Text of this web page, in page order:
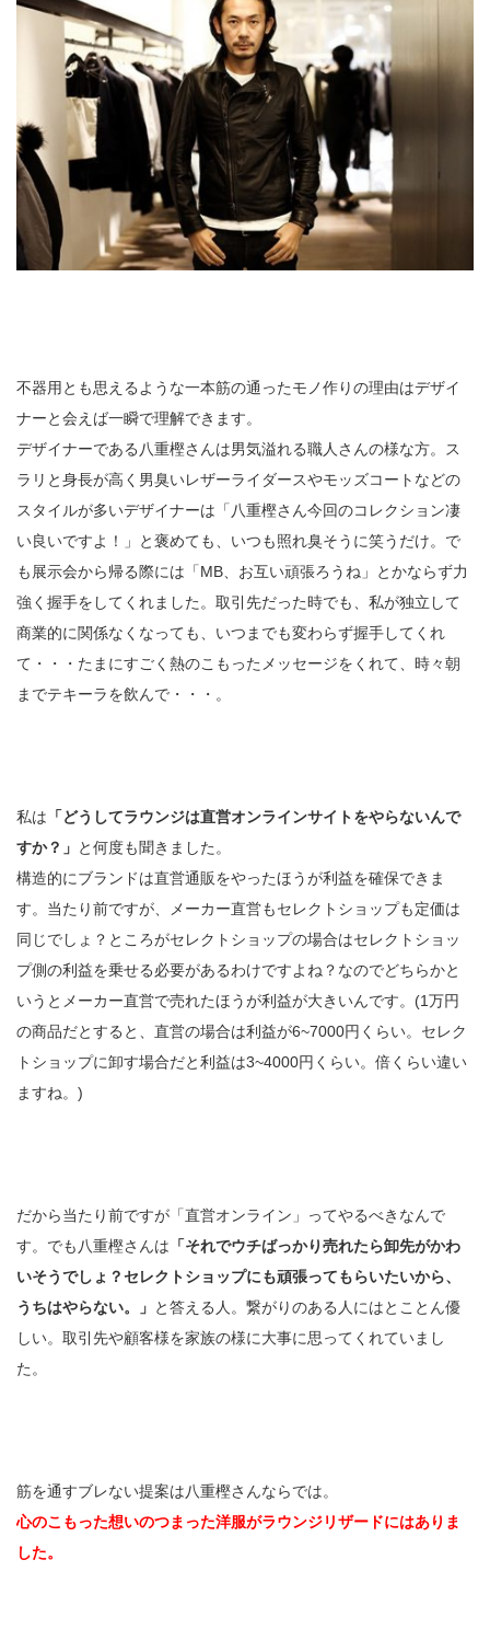
不器用とも思えるような一本筋の通ったモノ作りの理由はデザイ
ナーと会えば一瞬で理解できます。
デザイナーである八重樫さんは男気溢れる職人さんの様な方。ス
ラリと身長が高く男臭いレザーライダースやモッズコートなどの
スタイルが多いデザイナーは「八重樫さん今回のコレクション凄
い良いですよ！」と褒めても、いつも照れ臭そうに笑うだけ。で
も展示会から帰る際には「MB、お互い頑張ろうね」とかならず力
強く握手をしてくれました。取引先だった時でも、私が独立して
商業的に関係なくなっても、いつまでも変わらず握手してくれ
て・・・たまにすごく熱のこもったメッセージをくれて、時々朝
までテキーラを飲んで・・・。
私は 「どうしてラウンジは直営オンラインサイトをやらないんで
すか？」 と何度も聞きました。
構造的にブランドは直営通販をやったほうが利益を確保できま
す。当たり前ですが、メーカー直営もセレクトショップも定価は
同じでしょ？ところがセレクトショップの場合はセレクトショッ
プ側の利益を乗せる必要があるわけですよね？なのでどちらかと
いうとメーカー直営で売れたほうが利益が大きいんです。(1万円
の商品だとすると、直営の場合は利益が6~7000円くらい。セレク
トショップに卸す場合だと利益は3~4000円くらい。倍くらい違い
ますね。)
だから当たり前ですが「直営オンライン」ってやるべきなんで
す。でも八重樫さんは 「それでウチばっかり売れたら卸先がかわ
いそうでしょ？セレクトショップにも頑張ってもらいたいから、
うちはやらない。」 と答える人。繋がりのある人にはとことん優
しい。取引先や顧客様を家族の様に大事に思ってくれていまし
た。
筋を通すブレない提案は八重樫さんならでは。
心のこもった想いのつまった洋服がラウンジリザードにはありま
した。